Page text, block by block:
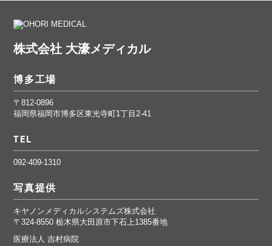
株式会社 大濠メディカル
博多工場
〒812-0896
福岡県福岡市博多区東光寺町1丁目2-41
TEL
092-409-1310
写真提供
キヤノンメディカルシステムズ株式会社
〒324-8550 栃木県大田原市下石上1385番地
医療法人 吉村病院